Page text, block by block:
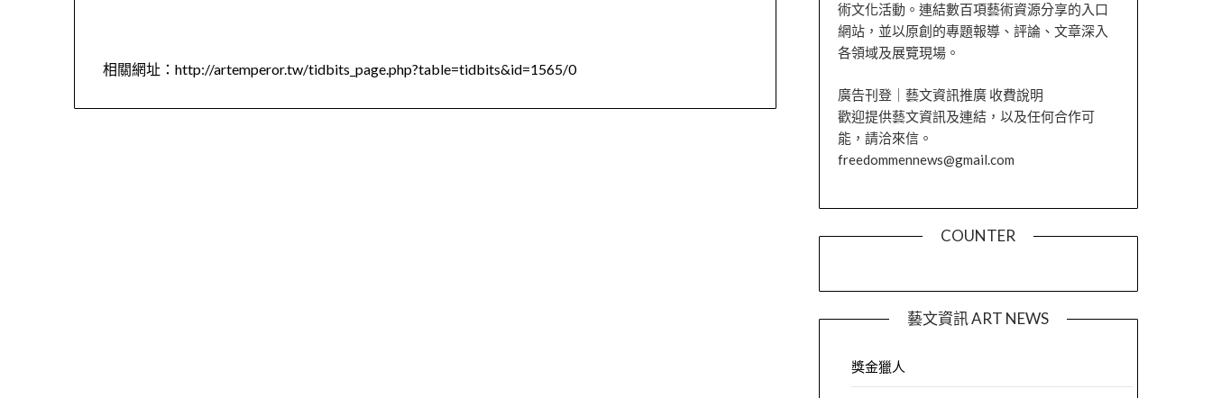
相關網址：http://artemperor.tw/tidbits_page.php?table=tidbits&id=1565/0
術文化活動。連結數百項藝術資源分享的入口
網站，並以原創的專題報導、評論、文章深入
各領域及展覽現場。
廣告刊登｜藝文資訊推廣 收費說明
歡迎提供藝文資訊及連結，以及任何合作可
能，請洽來信。
freedommennews@gmail.com
COUNTER
藝文資訊 ART NEWS
獎金獵人